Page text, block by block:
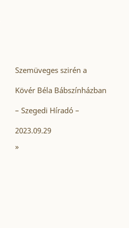
Szemüveges szirén a
Kövér Béla Bábszínházban
– Szegedi Híradó –
2023.09.29
»